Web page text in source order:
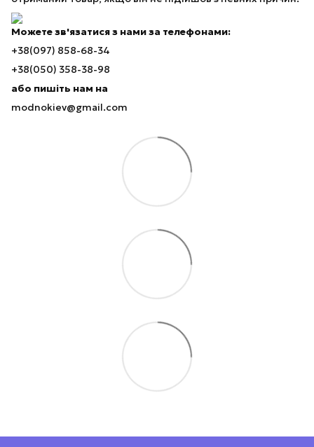
Можете зв'язатися з нами за телефонами:
+38(097) 858-68-34
+38(050) 358-38-98
або пишіть нам на
modnokiev@gmail.com